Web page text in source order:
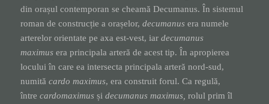
din orașul contemporan se cheamă Decumanus. În sistemul
roman de construcție a orașelor,decumanus era numele
arterelor orientate pe axa est-vest, iardecumanus
maximusera principala arteră de acest tip. În apropierea
locului în care ea intersecta principala arteră nord-sud,
numităcardo maximus, era construit forul. Ca regulă,
întrecardomaximusșidecumanus maximus, rolul prim îl